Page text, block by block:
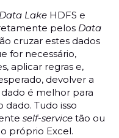
Data Lake HDFS e
pelos Data
cruzar estes dados
for necessário,
aplicar regras e,
devolver a
é melhor para
Tudo isso
self-service tão ou
próprio Excel.